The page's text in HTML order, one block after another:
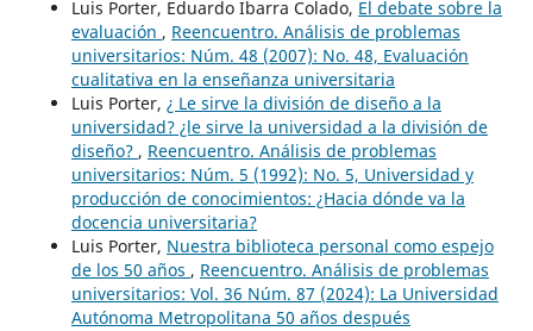
Luis Porter, Eduardo Ibarra Colado, El debate sobre la
evaluación , Reencuentro. Análisis de problemas
universitarios: Núm. 48 (2007): No. 48, Evaluación
cualitativa en la enseñanza universitaria
Luis Porter, ¿ Le sirve la división de diseño a la
universidad? ¿le sirve la universidad a la división de
diseño? , Reencuentro. Análisis de problemas
universitarios: Núm. 5 (1992): No. 5, Universidad y
producción de conocimientos: ¿Hacia dónde va la
docencia universitaria?
Luis Porter, Nuestra biblioteca personal como espejo
de los 50 años , Reencuentro. Análisis de problemas
universitarios: Vol. 36 Núm. 87 (2024): La Universidad
Autónoma Metropolitana 50 años después